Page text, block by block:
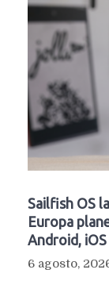
Sailfish OS
Europa
Android,
6 agosto,